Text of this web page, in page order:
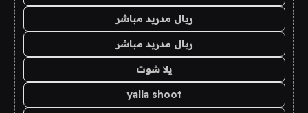
ريال مدريد مباشر
ريال مدريد مباشر
يلا شوت
yalla shoot